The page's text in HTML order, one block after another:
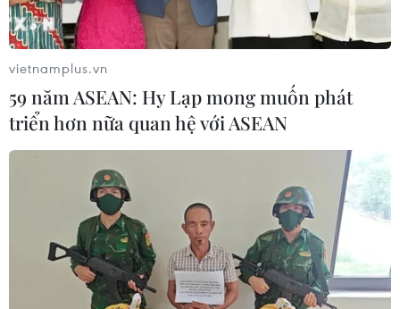
vietnamplus.vn
59 năm ASEAN: Hy Lạp mong muốn phát
triển hơn nữa quan hệ với ASEAN